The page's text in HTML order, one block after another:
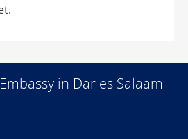
in Dar es Salaam